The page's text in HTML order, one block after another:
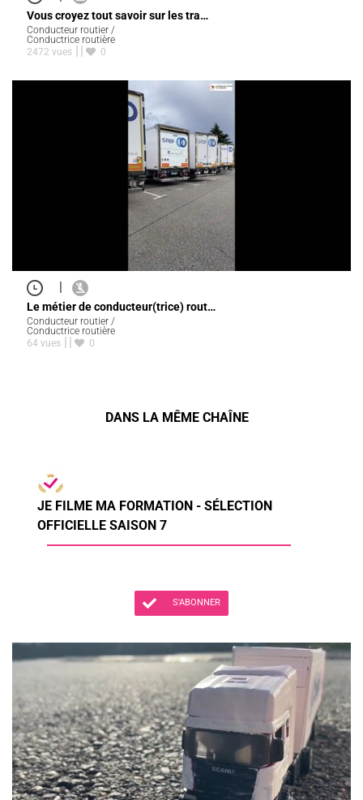
Vous croyez tout savoir sur les tra…
Conducteur routier /
Conductrice routière
2472 vues
0
|
Le métier de conducteur(trice) rout…
Conducteur routier /
Conductrice routière
64 vues
0
DANS LA MÊME CHAÎNE
JE FILME MA FORMATION - SÉLECTION
OFFICIELLE SAISON 7
S'ABONNER